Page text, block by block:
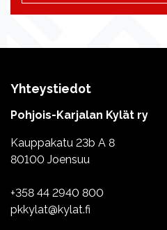
Yhteystiedot
Pohjois-Karjalan Kylät ry
Kauppakatu 23b A 8
80100 Joensuu
+358 44 2940 800
pkkylat@kylat.fi